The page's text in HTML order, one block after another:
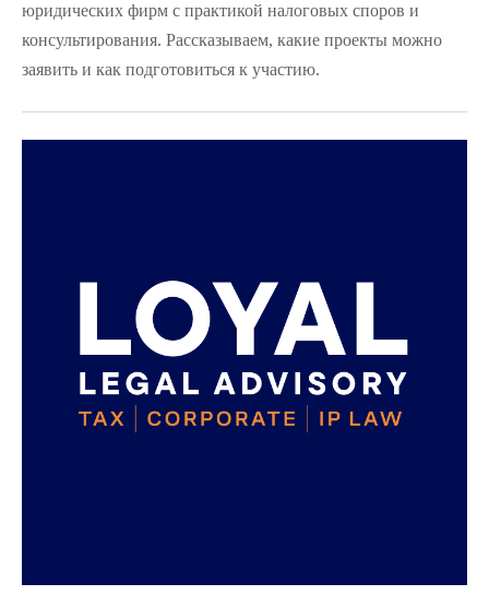
юридических фирм с практикой налоговых споров и
консультирования. Рассказываем, какие проекты можно
заявить и как подготовиться к участию.